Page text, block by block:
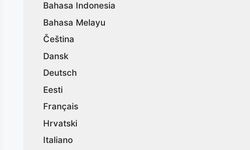
Bahasa Indonesia
Bahasa Melayu
Čeština
Dansk
Deutsch
Eesti
Français
Hrvatski
Italiano